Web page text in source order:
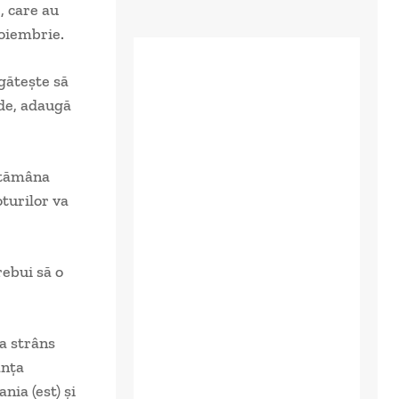
care au
să
adaugă
va
să o
strâns
(est) şi